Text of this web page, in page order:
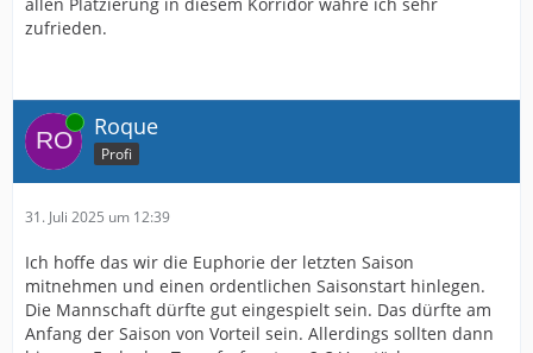
zufrieden.
Online Roque
Profi
31. Juli 2025 um 12:39
Ich hoffe das wir die Euphorie der letzten Saison
mitnehmen und einen ordentlichen Saisonstart hinlegen.
Die Mannschaft dürfte gut eingespielt sein. Das dürfte am
Anfang der Saison von Vorteil sein. Allerdings sollten dann